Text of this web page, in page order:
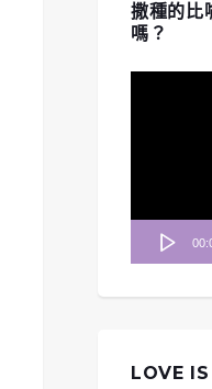
撒種的比
嗎？
LOVE